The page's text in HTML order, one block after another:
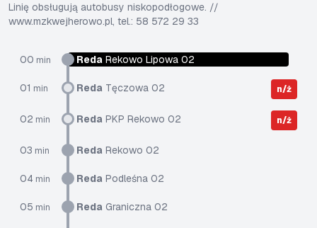
00 min Reda Rekowo Lipowa 02
01 min Reda Tęczowa 02 n/ż
02 min Reda PKP Rekowo 02 n/ż
03 min Reda Rekowo 02
04 min Reda Podleśna 02
05 min Reda Graniczna 02
Linię obsługują autobusy niskopodłogowe. //
www.mzkwejherowo.pl, tel.: 58 572 29 33